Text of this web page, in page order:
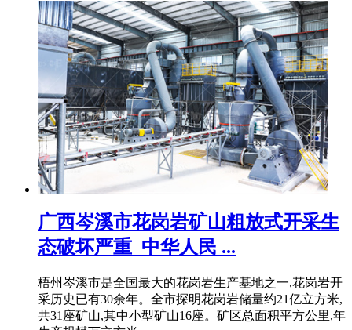
广西岑溪市花岗岩矿山粗放式开采生
态破坏严重_中华人民 ...
梧州岑溪市是全国最大的花岗岩生产基地之一,花岗岩开
采历史已有30余年。全市探明花岗岩储量约21亿立方米,
共31座矿山,其中小型矿山16座。矿区总面积平方公里,年